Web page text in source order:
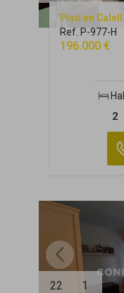
Piso en
Ref. P-977-H
196.000 €
2
22 1